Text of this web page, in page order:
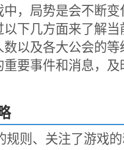
，局势是会不断
下几方面来了解
以及各大公会的
要事件和消息，
则、关注了游戏的